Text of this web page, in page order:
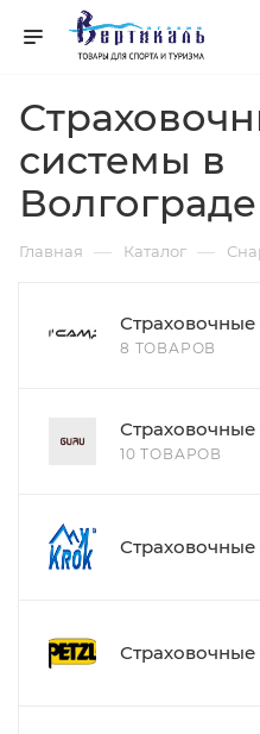
системы в
Волгограде
Главная — Каталог —
8 ТОВАРОВ
Страховочные
10 ТОВАРОВ
Страховочные